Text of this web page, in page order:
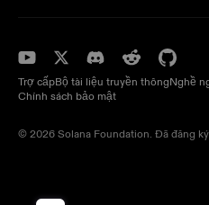
Trợ cấpBộ tài liệu truyền thôngNghề
Chính sách bảo mật
© 2026 Solana Foundation. Đã đăng